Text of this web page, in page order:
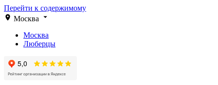
Перейти к содержимому
Москва
Москва
Люберцы